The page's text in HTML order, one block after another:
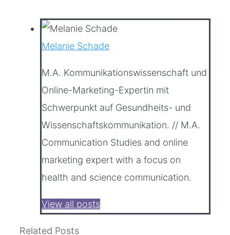
Melanie Schade
M.A. Kommunikationswissenschaft und
Online-Marketing-Expertin mit
Schwerpunkt auf Gesundheits- und
Wissenschaftskommunikation. // M.A.
Communication Studies and online
marketing expert with a focus on
health and science communication.
View all posts
Related Posts